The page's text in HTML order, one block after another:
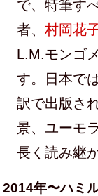
で、特筆す
者、村岡花
L.M.モンゴ
す。日本で
訳で出版さ
景、ユーモ
長く読み継
2014年〜ハミ